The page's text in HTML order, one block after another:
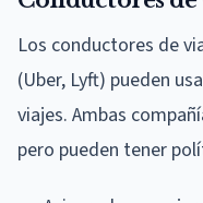
Los conductores de
(Uber, Lyft) pueden
viajes. Ambas
pero pueden tener